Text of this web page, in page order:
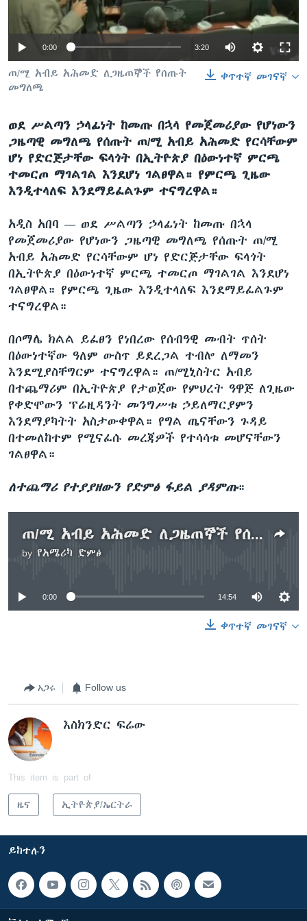
ቋንቋዎች
0:00 3:20
ቀጥተኛ መገናኛ
ጠ/ሚ አብይ አሕመድ ለጋዜጠኞች የሰጡት
መግለጫ
ወደ ሥልጣን ኃላፊነት ከመጡ በኋላ የመጀመሪያው የሆነውን
ጋዜጣዊ መግለጫ የሰጡት ጠ/ሚ አብይ አሕመድ የርሳቸውም
ሆነ የድርጅታቸው ፍላጎት በኢትዮጵያ በዕውነተኛ ምርጫ
ተመርጦ ማገልገል እንደሆነ ገልፀዋል። የምርጫ ጊዜው
እንዲተላለፍ እንደማይፈልጉም ተናግረዋል።
አዲስ አበባ — ወደ ሥልጣን ኃላፊነት ከመጡ በኋላ
የመጀመሪያው የሆነውን ጋዜጣዊ መግለጫ የሰጡት ጠ/ሚ
አብይ አሕመድ የርሳቸውም ሆነ የድርጅታቸው ፍላጎት
በኢትዮጵያ በዕውነተኛ ምርጫ ተመርጦ ማገልገል እንደሆነ
ገልፀዋል። የምርጫ ጊዜው እንዲተላለፍ እንደማይፈልጉም
ተናግረዋል።
በሶማሌ ክልል ይፈፀን የነበረው የሰብዓዊ መብት ጥሰት
በዕውነተኛው ዓለም ውስጥ ይደረጋል ተብሎ ለማመን
እንደሚያስቸግርም ተናግረዋል። ጠ/ሚኒስትር አብይ
በተጨማሪም በኢትዮጵያ የታወጀው የምህረት ዓዋጅ ለጊዜው
የቀድሞውን ፕሬዚዳንት መንግሥቱ ኃይለማርያምን
እንደማያካትት አስታውቀዋል። የግል ጤናቸውን ጉዳይ
በተመለከተም የሚናፈሱ መረጃዎች የተሳሳቱ መሆናቸውን
ገልፀዋል።
ለተጨማሪ የተያያዘውን የድምፅ ፋይል ያዳምጡ።
ጠ/ሚ አብይ አሕመድ ለጋዜጠኞች የሰጡት መግለጫ
by የአሜሪካ ድምፅ
No media source currently available
0:00 14:54
ቀጥተኛ መገናኛ
አጋሩ Follow us
እስክንድር ፍሬው
This item is part of
ዜና ኢትዮጵያ/ኤርትራ
ይከተሉን